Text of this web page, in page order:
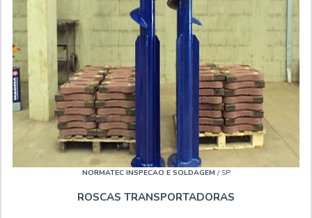
NORMATEC INSPECAO E SOLDAGEM / SP
ROSCAS TRANSPORTADORAS